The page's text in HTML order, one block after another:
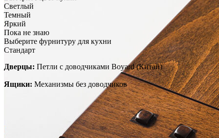
Светлый
Темный
Яркий
Пока не знаю
Выберите фурнитуру для кухни
Стандарт
Дверцы: Петли с доводчиками Boyard (Китай)
Ящики: Механизмы без доводчиков